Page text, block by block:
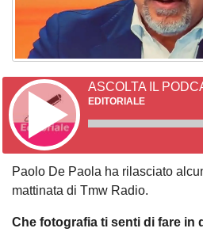
ASCOLTA IL
EDITORIALE
Paolo De Paola ha rilasciato
mattinata di Tmw Radio.
Che fotografia ti senti di fare in